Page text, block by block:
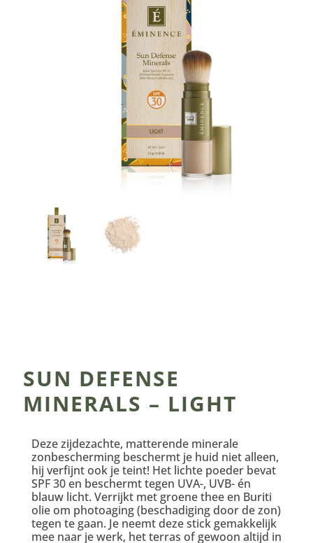
SUN DEFENSE
MINERALS – LIGHT
Deze zijdezachte, matterende minerale
zonbescherming beschermt je huid niet alleen,
hij verfijnt ook je teint! Het lichte poeder bevat
SPF 30 en beschermt tegen UVA-, UVB- én
blauw licht. Verrijkt met groene thee en Buriti
olie om photoaging (beschadiging door de zon)
tegen te gaan. Je neemt deze stick gemakkelijk
mee naar je werk, het terras of gewoon altijd in